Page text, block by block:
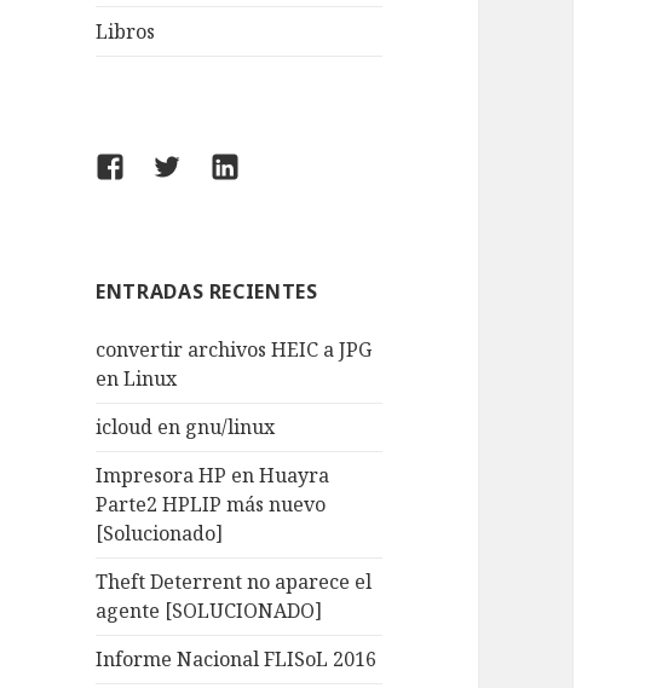
Libros
FacebookTwitterLinkedIn
ENTRADAS RECIENTES
convertir archivos HEIC a JPG
en Linux
icloud en gnu/linux
Impresora HP en Huayra
Parte2 HPLIP más nuevo
[Solucionado]
Theft Deterrent no aparece el
agente [SOLUCIONADO]
Informe Nacional FLISoL 2016